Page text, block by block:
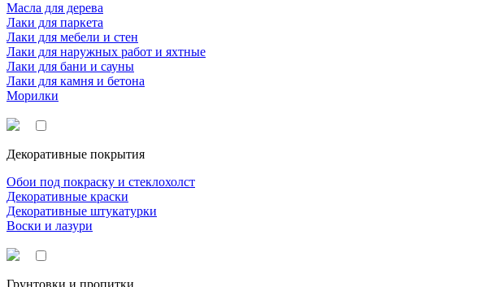
Масла для дерева
Лаки для паркета
Лаки для мебели и стен
Лаки для наружных работ и яхтные
Лаки для бани и сауны
Лаки для камня и бетона
Морилки
Декоративные покрытия
Обои под покраску и стеклохолст
Декоративные краски
Декоративные штукатурки
Воски и лазури
Грунтовки и пропитки